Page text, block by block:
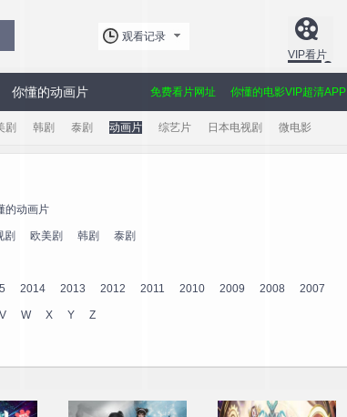
观看记录
VIP看片
你懂的动画片 你懂的电影VIP超清APP
免费看片网址
剧 韩剧 泰剧 动画片 综艺片 日本电视剧 微电影
的动画片
剧 欧美剧 韩剧 泰剧
2014 2013 2012 2011 2010 2009 2008 2007
V W X Y Z